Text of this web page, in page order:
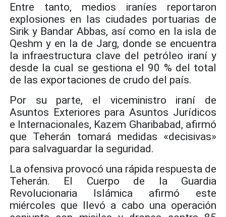
Entre tanto, medios iraníes reportaron
explosiones en las ciudades portuarias de
Sirik y Bandar Abbas, así como en la isla de
Qeshm y en la de Jarg, donde se encuentra
la infraestructura clave del petróleo iraní y
desde la cual se gestiona el 90 % del total
de las exportaciones de crudo del país.
Por su parte, el viceministro iraní de
Asuntos Exteriores para Asuntos Jurídicos
e Internacionales, Kazem Gharibabad, afirmó
que Teherán tomará medidas «decisivas»
para salvaguardar la seguridad.
La ofensiva provocó una rápida respuesta de
Teherán. El Cuerpo de la Guardia
Revolucionaria Islámica afirmó este
miércoles que llevó a cabo una operación